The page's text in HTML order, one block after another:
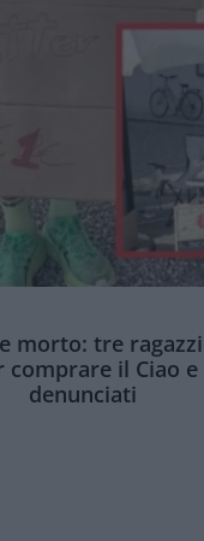
morto: tre
comprare il Ciao e
denunciati